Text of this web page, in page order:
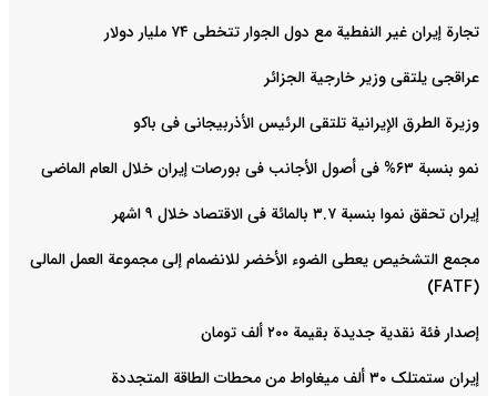
تجارة إیران غیر النفطیة مع دول الجوار تتخطى ۷۴ ملیار دولار
عراقجی یلتقی وزیر خارجیة الجزائر
وزیرة الطرق الإیرانیة تلتقی الرئیس الأذربیجانی فی باکو
نمو بنسبة ۶۳% فی أصول الأجانب فی بورصات إیران خلال العام الماضی
إیران تحقق نموا بنسبة ۳.۷ بالمائة فی الاقتصاد خلال ۹ اشهر
مجمع التشخیص یعطی الضوء الأخضر للانضمام إلى مجموعة العمل المالی
(FATF)
إصدار فئة نقدیة جدیدة بقیمة ۲۰۰ ألف تومان
إیران ستمتلک ۳۰ ألف میغاواط من محطات الطاقة المتجددة